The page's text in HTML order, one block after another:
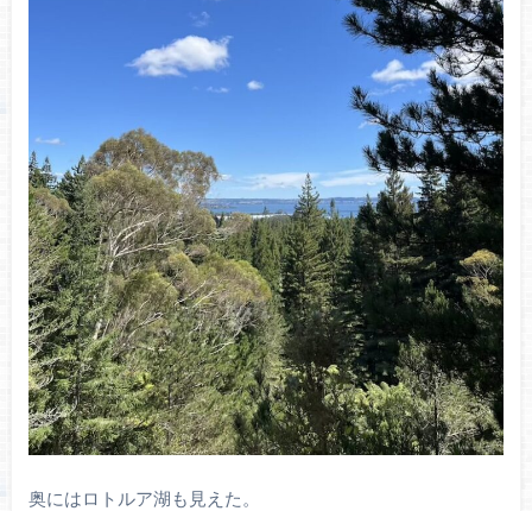
奥にはロトルア湖も見えた。